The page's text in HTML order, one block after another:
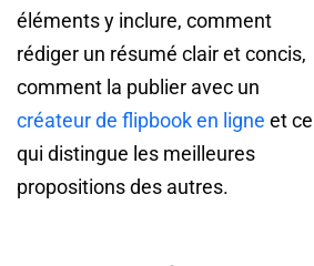
éléments y inclure, comment
rédiger un résumé clair et concis,
comment la publier avec un
créateur de flipbook en ligne et ce
qui distingue les meilleures
propositions des autres.